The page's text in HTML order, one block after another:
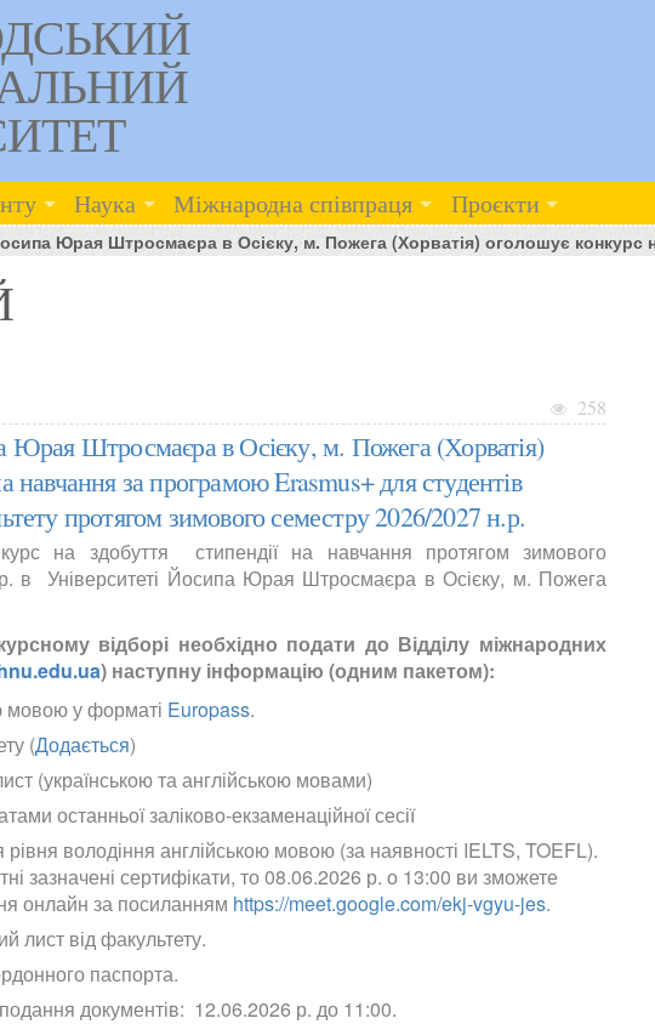
Наука Міжнародна співпраця Проєкти
Юрая Штросмаєра в Осієку, м. Пожега (Хорватія) оголошує конкурс
258
Юрая Штросмаєра в Осієку, м. Пожега (Хорватія)
навчання за програмою Erasmus+ для студентів
протягом зимового семестру 2026/2027 н.р.
на здобуття стипендії на навчання протягом зимового
в Університеті Йосипа Юрая Штросмаєра в Осієку, м. Пожега
відборі необхідно подати до Відділу міжнародних
) наступну інформацію (одним пакетом):
мовою у форматі Europass.
(Додається)
(українською та англійською мовами)
останньої заліково-екзаменаційної сесії
володіння англійською мовою (за наявності IELTS, TOEFL).
зазначені сертифікати, то 08.06.2026 р. о 13:00 ви зможете
онлайн за посиланням https://meet.google.com/ekj-vgyu-jes.
лист від факультету.
паспорта.
документів: 12.06.2026 р. до 11:00.